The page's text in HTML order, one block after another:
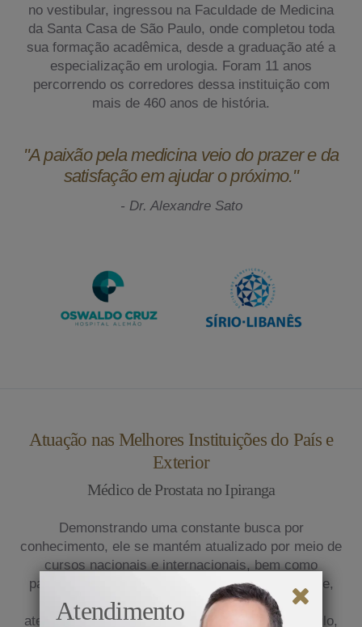
no vestibular, ingressou na Faculdade de Medicina
da Santa Casa de São Paulo, onde completou toda
sua formação acadêmica, desde a graduação até a
especialização em urologia. Foram 11 anos
percorrendo os corredores dessa instituição com
mais de 460 anos de história.
"A paixão pela medicina veio do prazer e da
satisfação em ajudar o próximo."
- Dr. Alexandre Sato
Atuação nas Melhores Instituições do País e
Exterior
Médico de Prostata no Ipiranga
Demonstrando uma constante busca por
conhecimento, ele se mantém atualizado por meio de
cursos nacionais e internacionais, bem como
participação em congressos médicos. Atualmente,
exerce sua prática na clínica privada e presta
atendimento em renomados hospitais de São Paulo,
Atendimento